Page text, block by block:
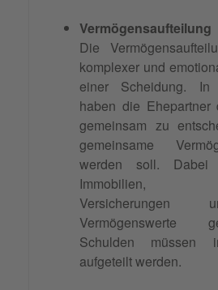
Vermögensaufteilung
Die
komplexer und
einer Scheidung. In
haben die Ehepartner
gemeinsam zu
gemeinsame
werden soll.
Immobilien,
Versicherungen
Vermögenswerte
Schulden
aufgeteilt werden.